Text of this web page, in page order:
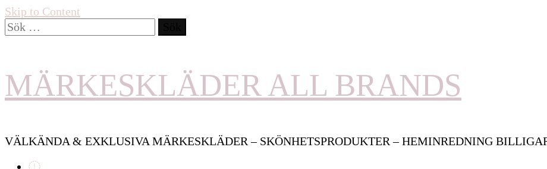
Skip to Content
Sök
efter:
MÄRKESKLÄDER ALL BRANDS
VÄLKÄNDA & EXKLUSIVA MÄRKESKLÄDER – SKÖNHETSPRODUKTER – HEMINREDNING